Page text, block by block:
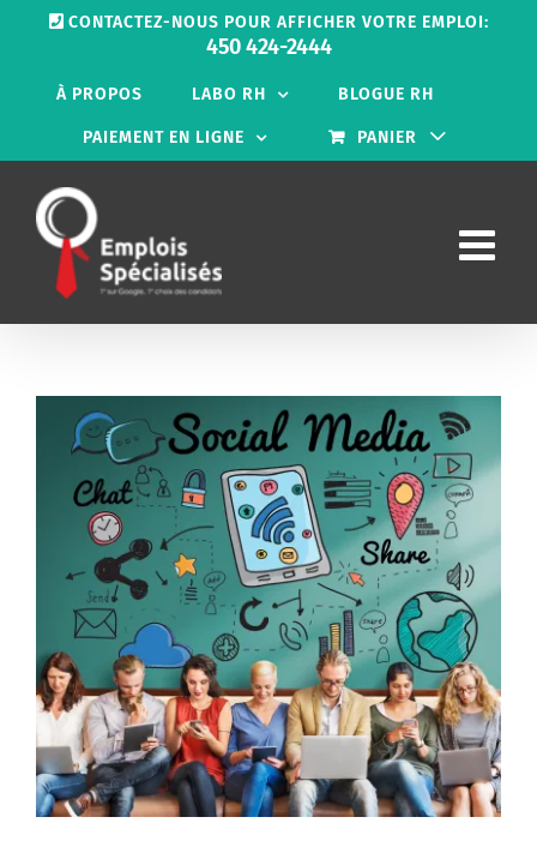
Passer
CONTACTEZ-NOUS POUR AFFICHER VOTRE EMPLOI:
450 424-2444
À PROPOS LABO RH BLOGUE RH
PAIEMENT EN LIGNE PANIER
l'image
agrandie